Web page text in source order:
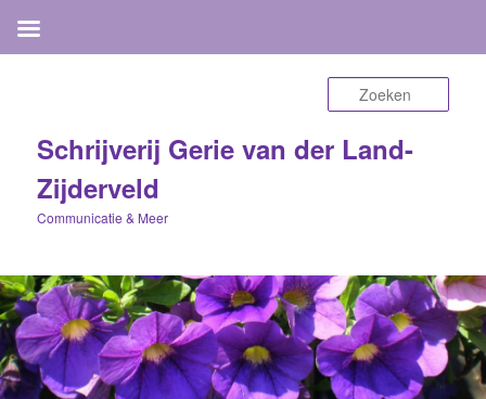
Schrijverij Gerie van der Land-
Zijderveld
Communicatie & Meer